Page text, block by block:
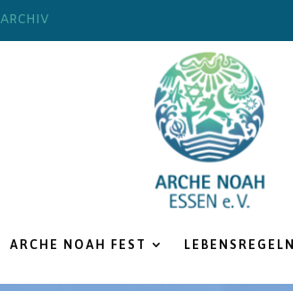
ARCHIV
ARCHE NOAH FEST LEBENSREGELN